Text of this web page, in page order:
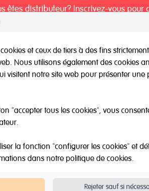
êtes distributeur? Inscrivez-vous pour
/ Autres marques Outlet Á
et ceux de tiers à des fins
Nous utilisons également des cookies
visitent notre site web pour présenter
"accepter tous les cookies", vous
la fonction "configurer les cookies" et
dans notre politique de cookies.
Rejeter sauf si